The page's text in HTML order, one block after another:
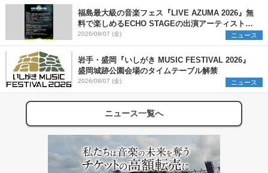
福島最大級の音楽フェス『LIVE AZUMA 2026』無
料で楽しめるECHO STAGEの出演アーティストを
発表
2026/08/07 (金) ニュース
岩手・盛岡『いしがき MUSIC FESTIVAL 2026』
盛岡城跡公園会場のタイムテーブル解禁
2026/08/07 (金) ニュース
ニュース一覧へ